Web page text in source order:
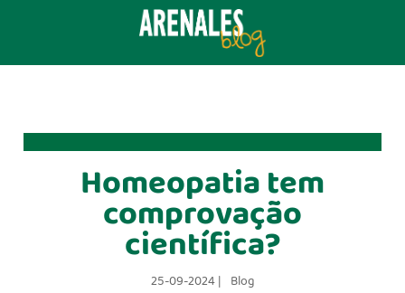
Homeopatia tem
comprovação
científica?
25-09-2024 | Blog